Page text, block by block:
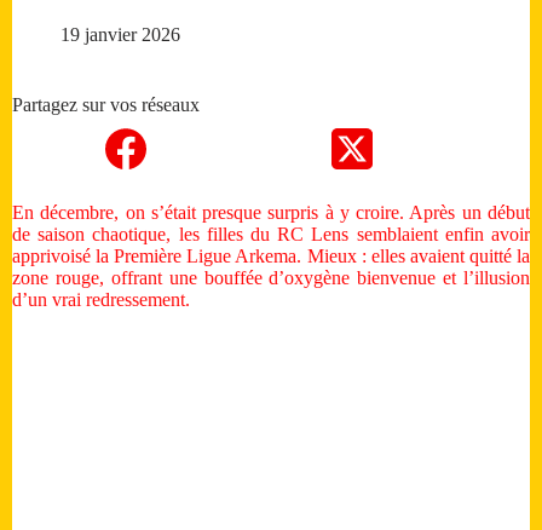
19 janvier 2026
Partagez sur vos réseaux
En décembre, on s’était presque surpris à y croire. Après un début
de saison chaotique, les filles du RC Lens semblaient enfin avoir
apprivoisé la Première Ligue Arkema. Mieux : elles avaient quitté la
zone rouge, offrant une bouffée d’oxygène bienvenue et l’illusion
d’un vrai redressement.